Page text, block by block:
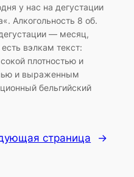
у нас на дегустации
Алкогольность 8 об.
— месяц,
вэлкам текст:
плотностью и
и выраженным
бельгийский
страница →